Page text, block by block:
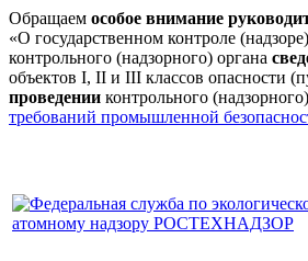
Обращаем особое внимание
«О государственном контроле
контрольного (надзорного) органа
объектов I, II и III классов опасности
проведении контрольного
требований промышленной